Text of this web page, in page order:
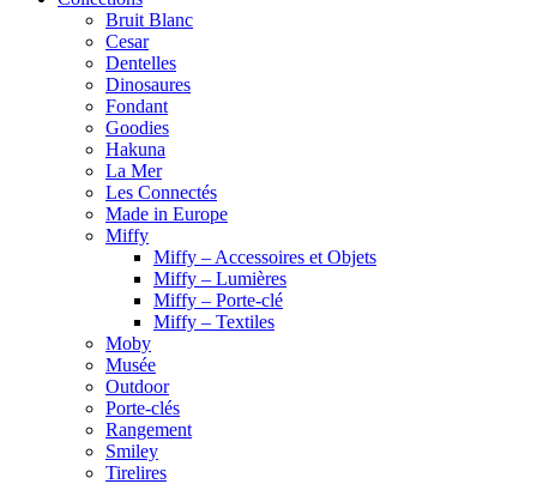
Bruit Blanc
Cesar
Dentelles
Dinosaures
Fondant
Goodies
Hakuna
La Mer
Les Connectés
Made in Europe
Miffy
Miffy – Accessoires et Objets
Miffy – Lumières
Miffy – Porte-clé
Miffy – Textiles
Moby
Musée
Outdoor
Porte-clés
Rangement
Smiley
Tirelires